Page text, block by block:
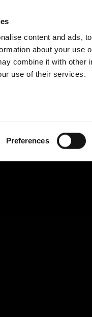
content and ads,
about your use
combine it with other
use of their services.
Preferences
DEL GRUPO
PRODUCTOS